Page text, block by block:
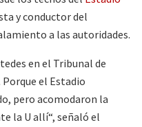
y conductor del
a las autoridades.
en el Tribunal de
el Estadio
pero acomodaron la
la U allí“, señaló el